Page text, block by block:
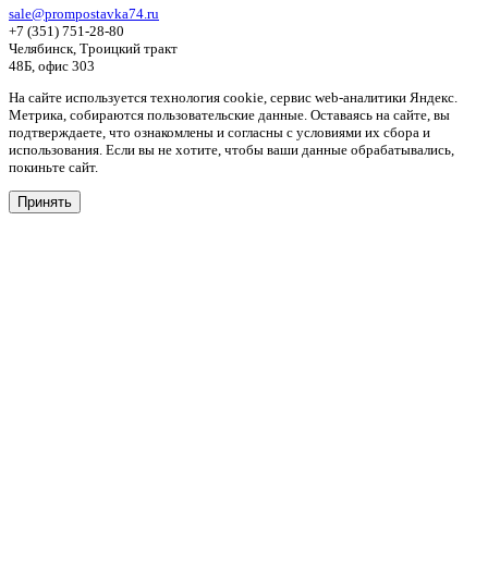
sale@prompostavka74.ru
+7 (351) 751-28-80
Челябинск, Троицкий тракт
48Б, офис 303
На сайте используется технология cookie, сервис web-аналитики Яндекс.
Метрика, собираются пользовательские данные. Оставаясь на сайте, вы
подтверждаете, что ознакомлены и согласны с условиями их сбора и
использования. Если вы не хотите, чтобы ваши данные обрабатывались,
покиньте сайт.
Принять